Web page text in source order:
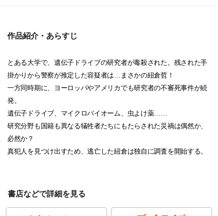
作品紹介・あらすじ
とある大学で、遺伝子ドライブの研究者が毒殺された。残された手
掛かりから警察が推定した容疑者は…まさかの紐倉哲！
一方同時期に、ヨーロッパやアメリカでも研究者の不審死事件が続
発。
遺伝子ドライブ、マイクロバイオーム、虫よけ薬……
研究分野も国籍も異なる犠牲者たちにもたらされた災禍は偶然か、
必然か？
真犯人を見つけ出すため、逃亡した紐倉は独自に調査を開始する。
書店などで詳細を見る